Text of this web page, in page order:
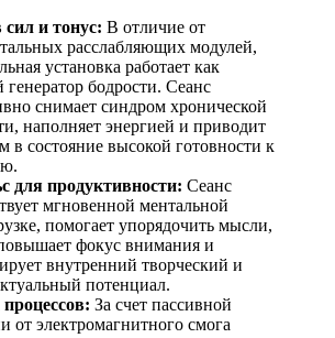
и тонус: В отличие от
расслабляющих модулей,
установка работает как
бодрости. Сеанс
снимает синдром хронической
наполняет энергией и приводит
в состояние высокой готовности к
для продуктивности: Сеанс
мгновенной ментальной
помогает упорядочить мысли,
фокус внимания и
внутренний творческий и
потенциал.
За счет пассивной
от электромагнитного смога